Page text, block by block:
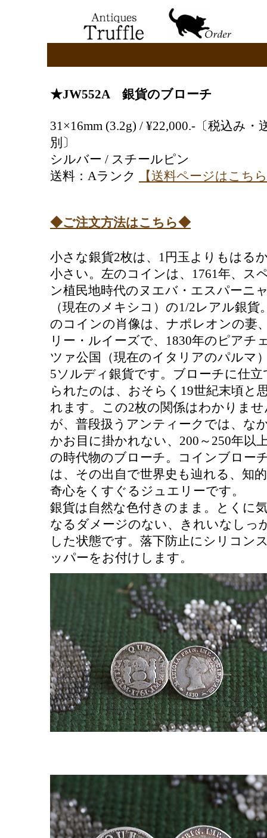
★JW552A 銀貨のブローチ
31×16mm (3.2g) / ¥22,000.-〔税込み・
別〕
シルバー / スチールピン
送料：Aランク
【送料ページはこち
◆ご注文方法はこちら◆
小さな銀貨2枚は、1円玉よりもはる
小さい。左のコインは、1761年、ス
ン植民地時代のヌエバ・エスパーニ
（現在のメキシコ）の1/2レアル銀貨
のコインの肖像は、ナポレオンの妻
リー・ルイーズで、1830年のピアチ
ツァ公国（現在のイタリアのパルマ
5ソルディ銀貨です。ブローチに仕立
られたのは、おそらく19世紀末頃と
れます。この2枚の関係はわかりませ
が、普段扱うアンティークでは、な
かお目に掛かれない、200～250年以
の時代物のブローチ。コインブロー
は、その出自で世界史も辿れる、知
奇心をくすぐるジュエリーです。
銀貨は自然な色付きのまま。とくに
なるダメージのない、きれいなしっ
した状態です。落下防止にシリコン
ッパーをお付けします。